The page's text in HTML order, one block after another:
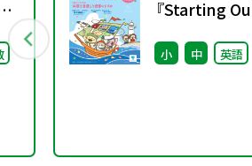
『Starting
(2026年春号)
小 中 英語